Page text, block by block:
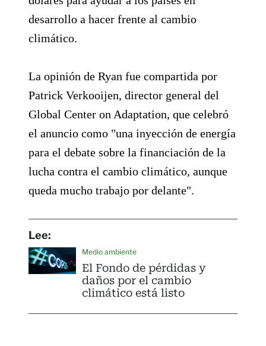
desarrollo a hacer frente al cambio
climático.
La opinión de Ryan fue compartida por
Patrick Verkooijen, director general del
Global Center on Adaptation, que celebró
el anuncio como "una inyección de energía
para el debate sobre la financiación de la
lucha contra el cambio climático, aunque
queda mucho trabajo por delante".
Lee:
Medio ambiente
El Fondo de pérdidas y
daños por el cambio
climático está listo